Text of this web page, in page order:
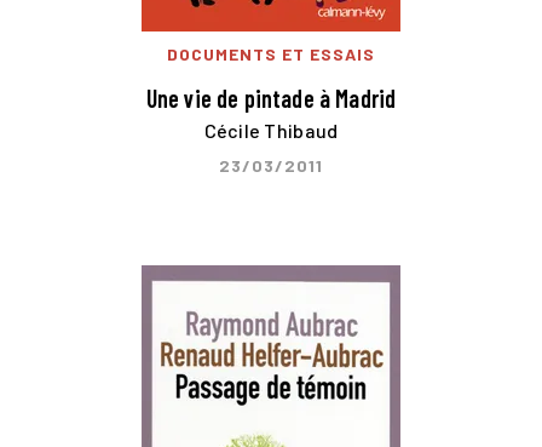
DOCUMENTS ET ESSAIS
Une vie de pintade à Madrid
Cécile Thibaud
23/03/2011